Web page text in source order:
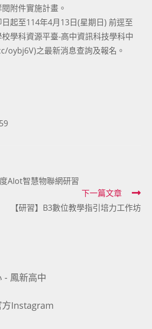
附件實施計畫。
起至114年4月13日(星期日) 前逕至
學科資源平臺-高中資訊科技學科中
之最新消息查詢及報名。
AIot智慧物聯網研習
下一篇文章
【研習】B3數位教學指引培力工作坊
- 鳳新高中
方Instagram